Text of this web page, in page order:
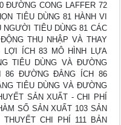
ĐƯỜNG CONG LAFFER 72
TIÊU DÙNG 81 HÀNH VI
NGƯỜI TIÊU DÙNG 81 CÁC
THU NHẬP VÀ THAY
LỢI ÍCH 83 MÔ HÌNH LỰA
TIÊU DÙNG VÀ ĐƯỜNG
86 ĐƯỜNG ĐẲNG ÍCH 86
TIÊU DÙNG VÀ ĐƯỜNG
SẢN XUẤT - CHI PHÍ
SỐ SẢN XUẤT 103 SẢN
CHI PHÍ 111 BẢN